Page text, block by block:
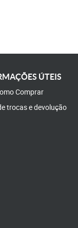
ÚTEIS
Comprar
trocas e devolução